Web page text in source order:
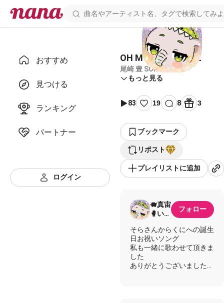
おすすめ
見つける
ランキング
パートナー
ログイン
OH MY LITTLE GIRL
尾崎 豊 SORA × 真宙
もっと見る
83 19 8 3
ブックマーク
リポスト
プレイリストに追加
🐗真宙
🥊いつ
がとう
🔥🌸🌞
⚾️💎
フォロー
そらさんからくにへの誕生
日お祝いソング
私も一緒に歌わせて頂きま
した
ありがとうございました